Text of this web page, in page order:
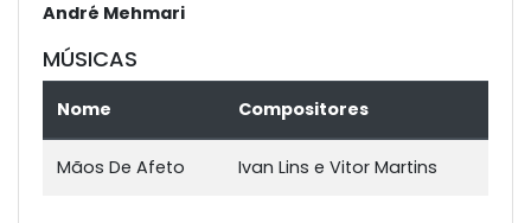
André Mehmari
MÚSICAS
Nome Compositores
Mãos De Afeto Ivan Lins e Vitor Martins